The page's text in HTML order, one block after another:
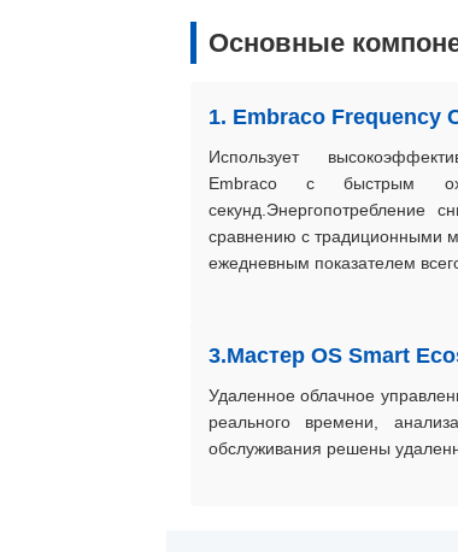
Основные
1. Embraco Frequency
Использует
Embraco с быстрым
секунд.Энергопотребление
сравнению с традиционными
ежедневным показателем
3.Мастер OS Smart
Удаленное облачное
реального времени,
обслуживания решены